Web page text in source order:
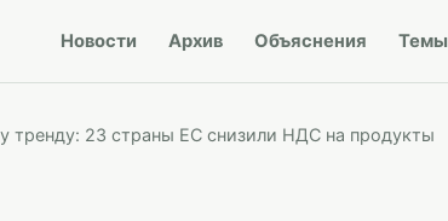
Новости Архив Объяснения Темы
тренду: 23 страны ЕС снизили НДС на продукты